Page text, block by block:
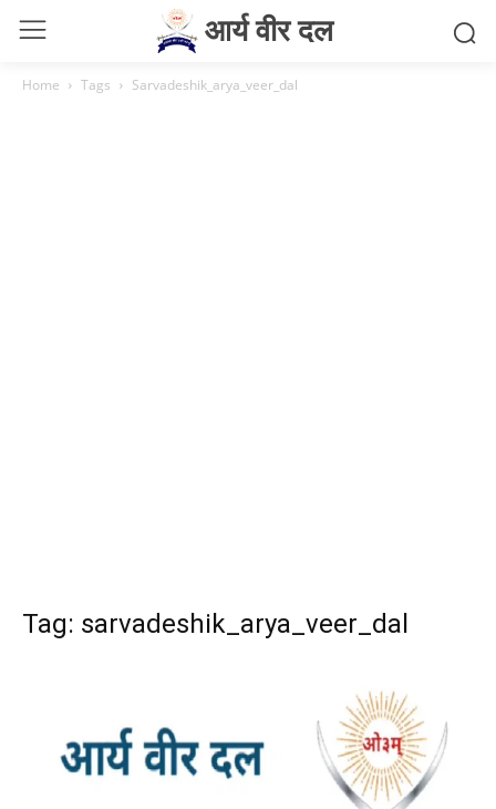
आर्य वीर दल
Home Tags Sarvadeshik_arya_veer_dal
Tag: sarvadeshik_arya_veer_dal